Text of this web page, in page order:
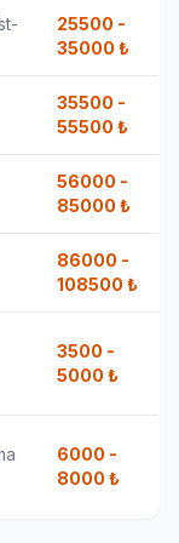
25500 -
35000 ₺
35500 -
55500 ₺
56000 -
85000 ₺
86000 -
108500 ₺
3500 -
5000 ₺
6000 -
8000 ₺